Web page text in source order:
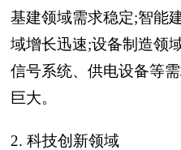
基建领域需求稳定;智能
域增长迅速;设备制造领
信号系统、供电设备等
巨大。
2. 科技创新领域